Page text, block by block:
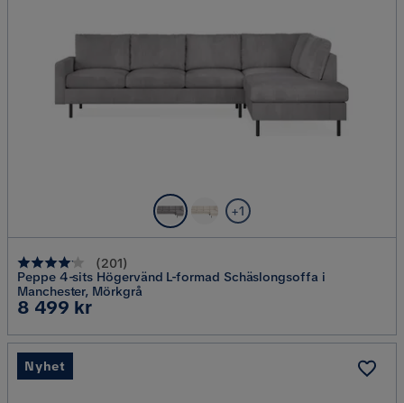
+1
(201)
Peppe 4-sits Högervänd L-formad Schäslongsoffa i
Manchester, Mörkgrå
Pris
8 499 kr
Nyhet